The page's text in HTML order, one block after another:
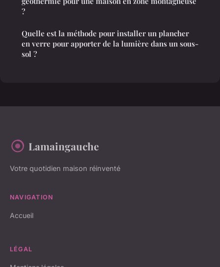
?
Quelle est la méthode pour installer un plancher
en verre pour apporter de la lumière dans un sous-
sol ?
Lamaingauche
Votre quotidien maison réinventé
NAVIGATION
Accueil
LÉGAL